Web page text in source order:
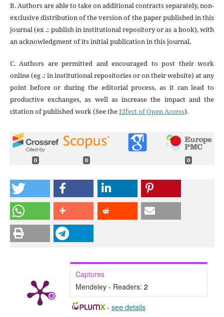
B. Authors are able to take on additional contracts separately, non-
exclusive distribution of the version of the paper published in this
journal (ex .: publish in institutional repository or as a book), with
an acknowledgment of its initial publication in this journal.
C. Authors are permitted and encouraged to post their work
online (eg .: in institutional repositories or on their website) at any
point before or during the editorial process, as it can lead to
productive exchanges, as well as increase the impact and the
citation of published work (See theEffect of Open Access).
0 0 0
Captures
Mendeley - Readers: 2
- see details